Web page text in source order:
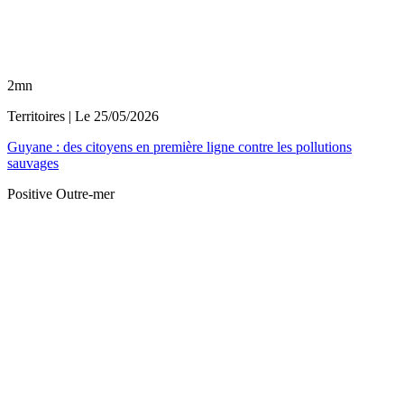
2mn
Territoires | Le 25/05/2026
Guyane : des citoyens en première ligne contre les pollutions
sauvages
Positive Outre-mer